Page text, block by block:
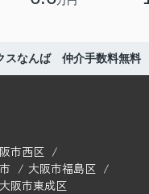
スなんば 仲介手数料無料
市西区
大阪市福島区
大阪市東成区